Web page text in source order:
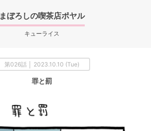
まぼろしの喫茶店ポヤル
キューライス
第026話 │ 2023.10.10 (Tue)
罪と罰